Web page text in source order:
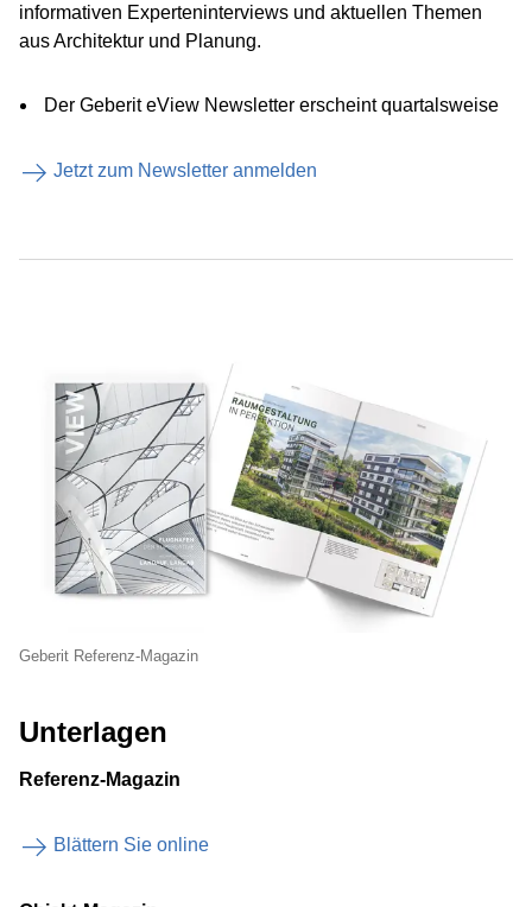
informativen Experteninterviews und aktuellen Themen
aus Architektur und Planung.
Der Geberit eView Newsletter erscheint quartalsweise
Jetzt zum Newsletter anmelden
Geberit Referenz-Magazin
Unterlagen
Referenz-Magazin
Blättern Sie online